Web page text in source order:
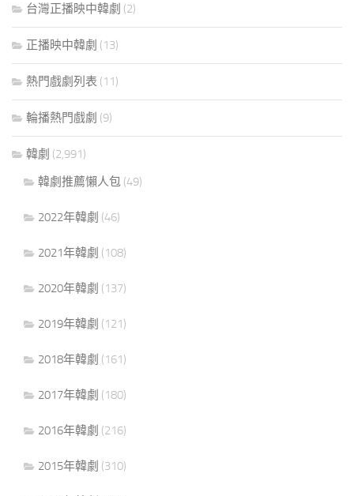
台灣正播映中韓劇 (2)
正播映中韓劇 (13)
熱門戲劇列表 (11)
輪播熱門戲劇 (9)
韓劇 (2,991)
韓劇推薦懶人包 (49)
2022年韓劇 (46)
2021年韓劇 (108)
2020年韓劇 (137)
2019年韓劇 (121)
2018年韓劇 (161)
2017年韓劇 (180)
2016年韓劇 (216)
2015年韓劇 (310)